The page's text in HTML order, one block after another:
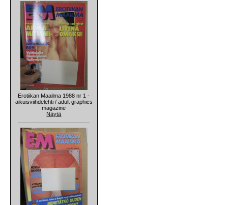
Erotiikan Maailma 1988 nr 1 -
aikuisviihdelehti / adult graphics
magazine
Näytä